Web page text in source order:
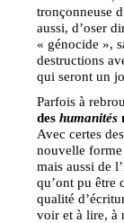
tronçonneuse
aussi, d’oser
« génocide »,
destructions
qui seront un
Parfois à
deshumanités
Avec certes
nouvelle
mais aussi de
qu’ont pu être
qualité
voir et à lire, à